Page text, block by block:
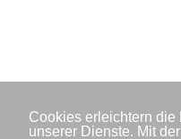
Cookies erleichtern die
unserer Dienste. Mit